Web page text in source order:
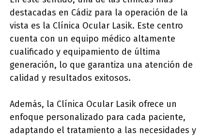
destacadas en Cádiz para la operación de la
vista es la Clínica Ocular Lasik. Este centro
cuenta con un equipo médico altamente
cualificado y equipamiento de última
generación, lo que garantiza una atención de
calidad y resultados exitosos.
Además, la Clínica Ocular Lasik ofrece un
enfoque personalizado para cada paciente,
adaptando el tratamiento a las necesidades y